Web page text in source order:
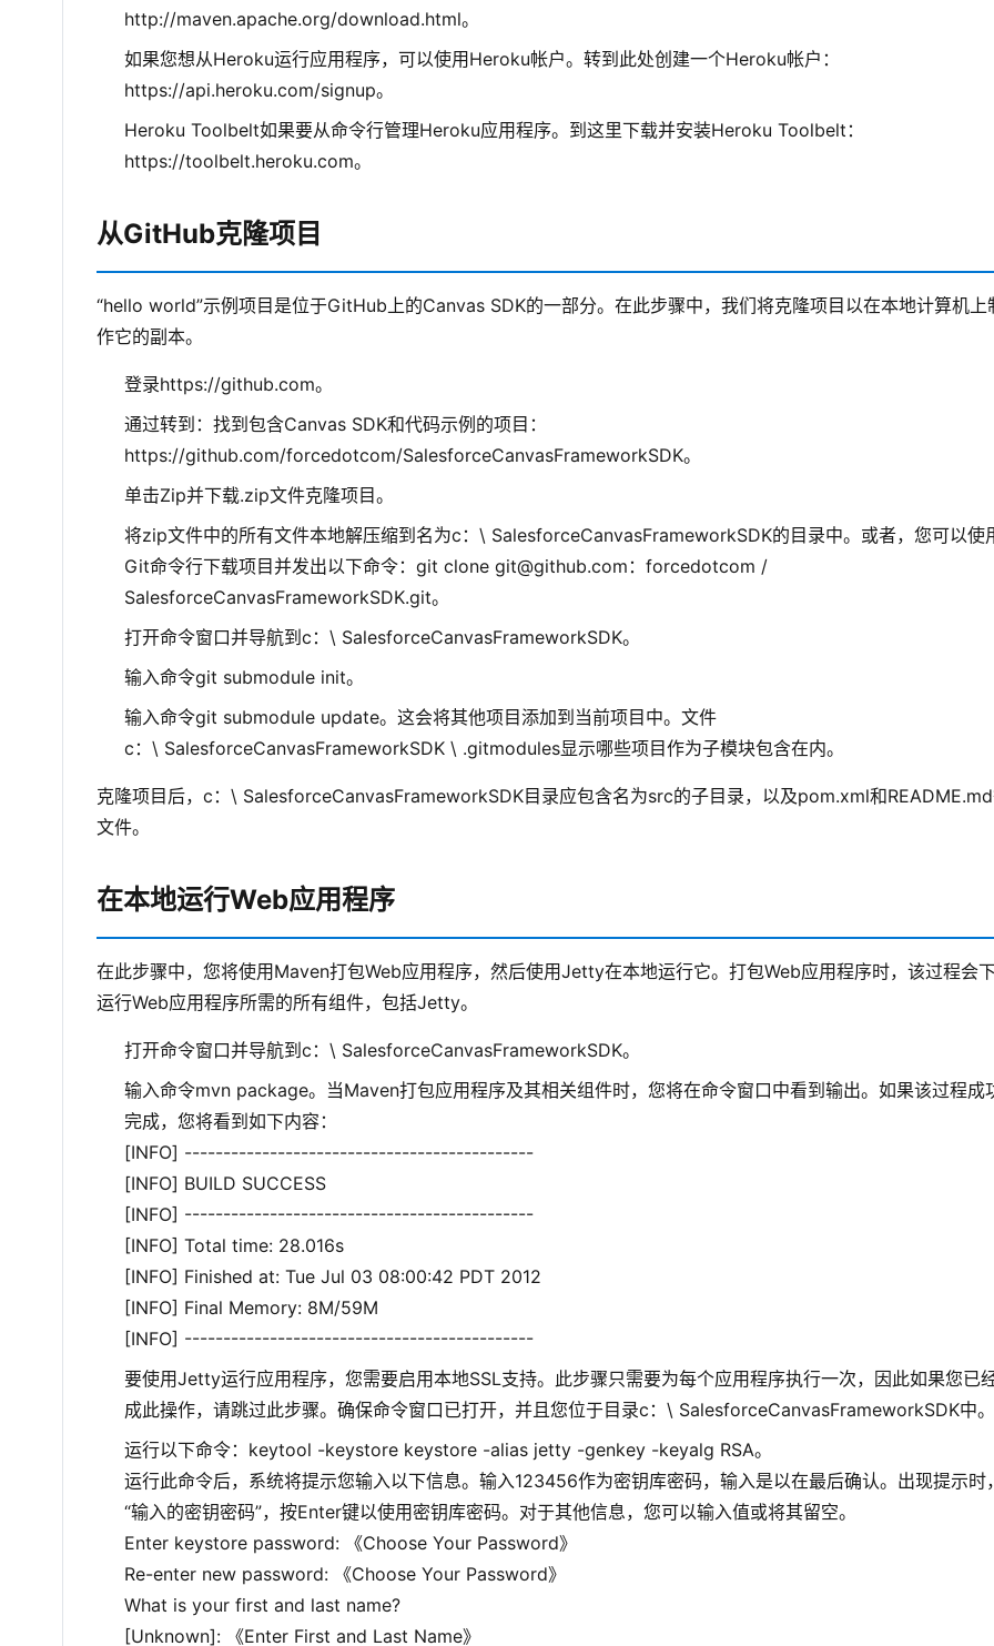
http://maven.apache.org/download.html。
如果您想从Heroku运行应用程序，可以使用Heroku帐户。转到此处创建一个Heroku帐户：
https://api.heroku.com/signup。
Heroku Toolbelt如果要从命令行管理Heroku应用程序。到这里下载并安装Heroku Toolbelt：
https://toolbelt.heroku.com。
从GitHub克隆项目
“hello world”示例项目是位于GitHub上的Canvas SDK的一部分。在此步骤中，我们将克隆项目以在本地计算机上
作它的副本。
登录https://github.com。
通过转到：找到包含Canvas SDK和代码示例的项目：
https://github.com/forcedotcom/SalesforceCanvasFrameworkSDK。
单击Zip并下载.zip文件克隆项目。
将zip文件中的所有文件本地解压缩到名为c：\ SalesforceCanvasFrameworkSDK的目录中。或者，您可以使
Git命令行下载项目并发出以下命令：git clone git@github.com：forcedotcom /
SalesforceCanvasFrameworkSDK.git。
打开命令窗口并导航到c：\ SalesforceCanvasFrameworkSDK。
输入命令git submodule init。
输入命令git submodule update。这会将其他项目添加到当前项目中。文件
c：\ SalesforceCanvasFrameworkSDK \ .gitmodules显示哪些项目作为子模块包含在内。
克隆项目后，c：\ SalesforceCanvasFrameworkSDK目录应包含名为src的子目录，以及pom.xml和
文件。
在本地运行Web应用程序
在此步骤中，您将使用Maven打包Web应用程序，然后使用Jetty在本地运行它。打包Web应用程序时，该过程会
运行Web应用程序所需的所有组件，包括Jetty。
打开命令窗口并导航到c：\ SalesforceCanvasFrameworkSDK。
输入命令mvn package。当Maven打包应用程序及其相关组件时，您将在命令窗口中看到输出。如果该过程成
完成，您将看到如下内容：
[INFO] ---------------------------------------------
[INFO] BUILD SUCCESS
[INFO] ---------------------------------------------
[INFO] Total time: 28.016s
[INFO] Finished at: Tue Jul 03 08:00:42 PDT 2012
[INFO] Final Memory: 8M/59M
[INFO] ---------------------------------------------
要使用Jetty运行应用程序，您需要启用本地SSL支持。此步骤只需要为每个应用程序执行一次，因此如果您已
成此操作，请跳过此步骤。确保命令窗口已打开，并且您位于目录c：\ SalesforceCanvasFrameworkSDK中。
运行以下命令：keytool -keystore keystore -alias jetty -genkey -keyalg RSA。
运行此命令后，系统将提示您输入以下信息。输入123456作为密钥库密码，输入是以在最后确认。出现提示时
“输入的密钥密码”，按Enter键以使用密钥库密码。对于其他信息，您可以输入值或将其留空。
Enter keystore password: 《Choose Your Password》
Re-enter new password: 《Choose Your Password》
What is your first and last name?
[Unknown]: 《Enter First and Last Name》